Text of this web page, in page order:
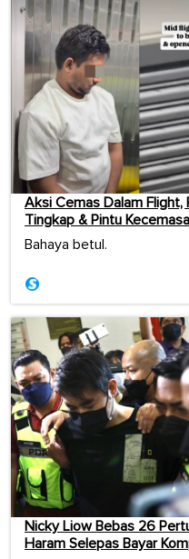
Aksi Cemas Dalam Flight,
Tingkap & Pintu
Bahaya betul.
Nicky Liow Bebas 26
Haram Selepas Bayar